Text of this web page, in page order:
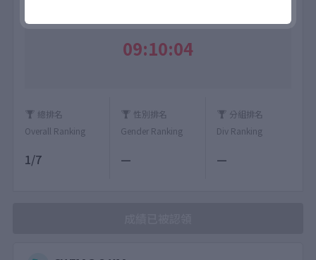
09:10:04
總排名
Overall Ranking
1/7
性別排名
Gender Ranking
—
分組排名
Div Ranking
—